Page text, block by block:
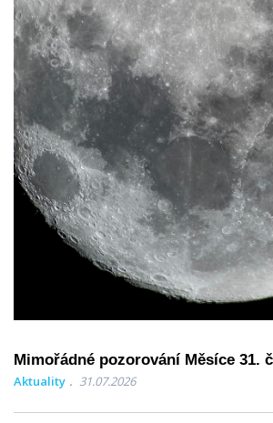
Mimořádné pozorování Měsíce 31.
Aktuality 31.07.2026